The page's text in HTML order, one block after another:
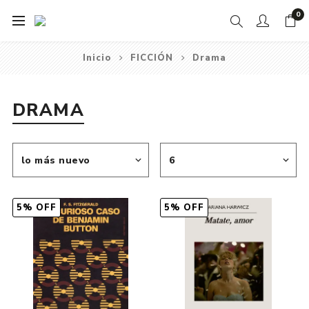
0
Inicio FICCIÓN Drama
DRAMA
5% OFF 5% OFF